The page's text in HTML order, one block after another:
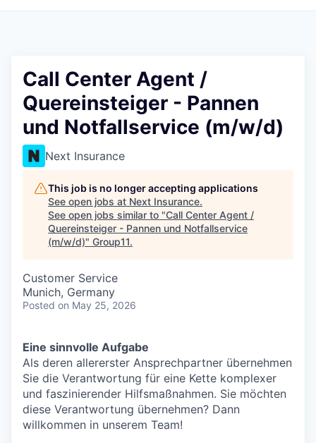
Call Center Agent /
Quereinsteiger - Pannen
und Notfallservice (m/w/d)
Next Insurance
This job is no longer accepting applications
See open jobs at Next Insurance.
See open jobs similar to "Call Center Agent /
Quereinsteiger - Pannen und Notfallservice
(m/w/d)" Group11.
Customer Service
Munich, Germany
Posted on May 25, 2026
Eine sinnvolle Aufgabe
Als deren allererster Ansprechpartner übernehmen
Sie die Verantwortung für eine Kette komplexer
und faszinierender Hilfsmaßnahmen. Sie möchten
diese Verantwortung übernehmen? Dann
willkommen in unserem Team!